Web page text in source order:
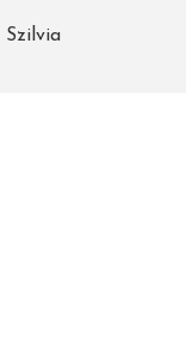
Szilvia